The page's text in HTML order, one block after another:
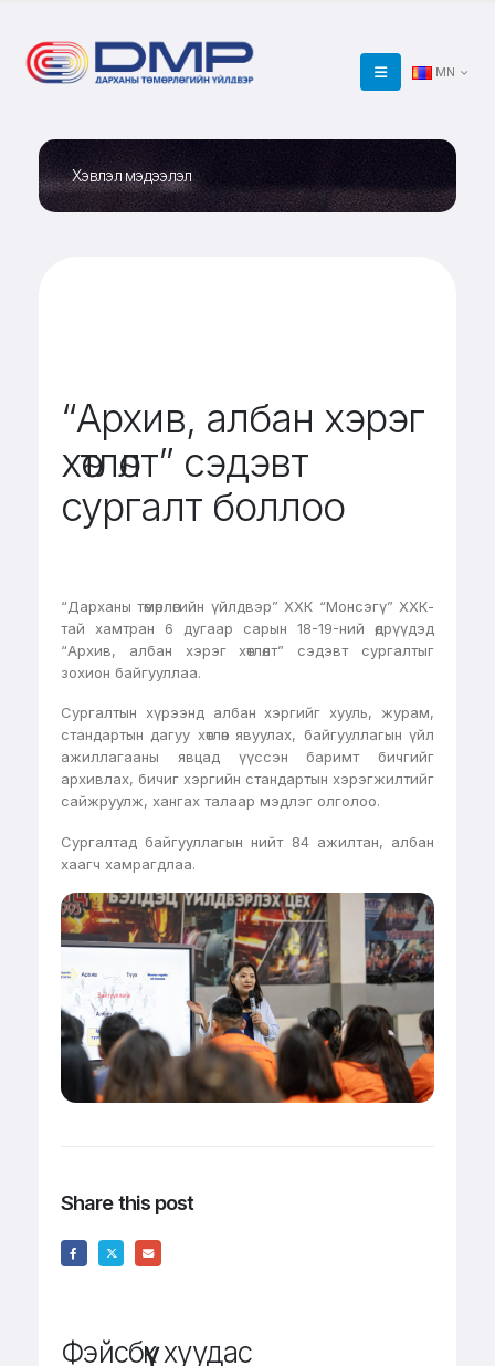
MN
Хэвлэл мэдээлэл
“Архив, албан хэрэг
хөтлөлт” сэдэвт
сургалт боллоо
“Дарханы төмөрлөгийн үйлдвэр” ХХК “Монсэгү” ХХК-
тай хамтран 6 дугаар сарын 18-19-ний өдрүүдэд
“Архив, албан хэрэг хөтлөлт” сэдэвт сургалтыг
зохион байгууллаа.
Сургалтын хүрээнд албан хэргийг хууль, журам,
стандартын дагуу хөтлөн явуулах, байгууллагын үйл
ажиллагааны явцад үүссэн баримт бичгийг
архивлах, бичиг хэргийн стандартын хэрэгжилтийг
сайжруулж, хангах талаар мэдлэг олголоо.
Сургалтад байгууллагын нийт 84 ажилтан, албан
хаагч хамрагдлаа.
Share this post
Фэйсбүүк хуудас